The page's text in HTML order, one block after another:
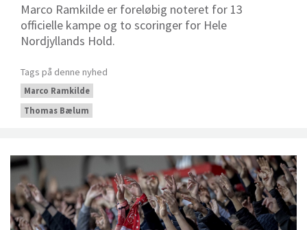
Marco Ramkilde er foreløbig noteret for 13
officielle kampe og to scoringer for Hele
Nordjyllands Hold.
Tags på denne nyhed
Marco Ramkilde
Thomas Bælum